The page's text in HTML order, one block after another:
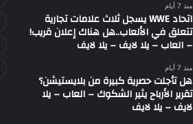
منذ 7 أيام
اتحاد WWE يسجل ثلاث علامات تجارية
تتعلق في الألعاب..هل هناك إعلان قريب!
– العاب – يلا لايف – يلا لايف
منذ 7 أيام
هل تأجلت حصرية كبيرة من بلايستيشن؟
تقرير الأرباح يثير الشكوك – العاب – يلا
لايف – يلا لايف